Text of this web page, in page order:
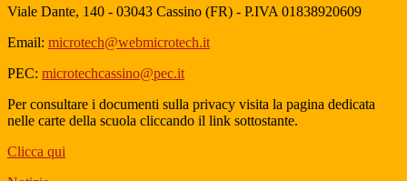
Viale Dante, 140 - 03043 Cassino (FR) - P.IVA 01838920609
Email: microtech@webmicrotech.it
PEC: microtechcassino@pec.it
Per consultare i documenti sulla privacy visita la pagina dedicata
nelle carte della scuola cliccando il link sottostante.
Clicca qui